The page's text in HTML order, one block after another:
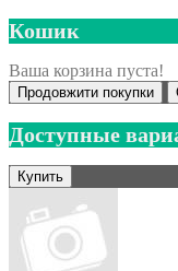
Кошик
Ваша корзина пуста!
Продовжити покупки
Доступные